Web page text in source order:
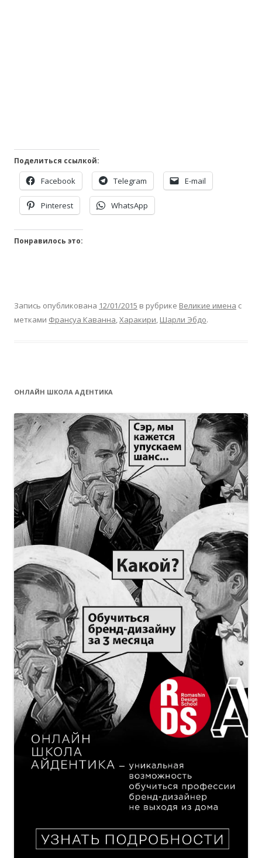
Поделиться ссылкой:
Facebook Telegram E-mail
Pinterest WhatsApp
Понравилось это:
Запись опубликована 12/01/2015 в рубрике Великие имена с
метками Франсуа Каванна,Харакири, Шарли Эбдо.
ОНЛАЙН ШКОЛА АДЕНТИКА